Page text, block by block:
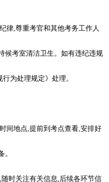
律,尊重考官和其他考务工作人
候考室清洁卫生。如有违纪违规
为处理规定》处理。
间地点,提前到考点查看,安排好
。
时关注有关信息,后续各环节信